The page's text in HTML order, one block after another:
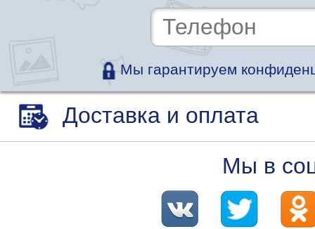
Мы гарантируем
Доставка и оплата
Мы в